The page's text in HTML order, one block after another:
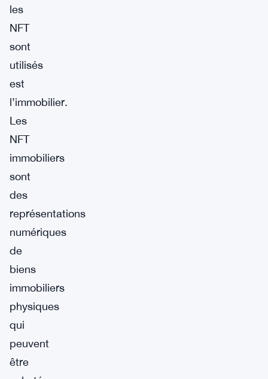
les
NFT
sont
utilisés
est
l’immobilier.
Les
NFT
immobiliers
sont
des
représentations
numériques
de
biens
immobiliers
physiques
qui
peuvent
être